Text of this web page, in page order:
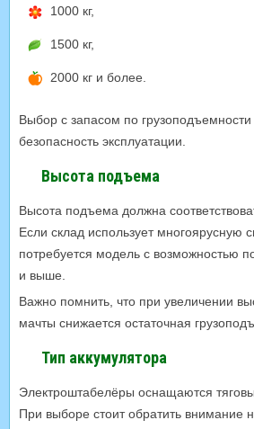
1000 кг,
1500 кг,
2000 кг и более.
Выбор с запасом по
безопасность эксплуатации.
Высота подъема
Высота подъема должна
Если склад использует многоярусную
потребуется модель с возможностью
и выше.
Важно помнить, что при увеличении
мачты снижается остаточная
Тип аккумулятора
Электроштабелёры оснащаются
При выборе стоит обратить внимание